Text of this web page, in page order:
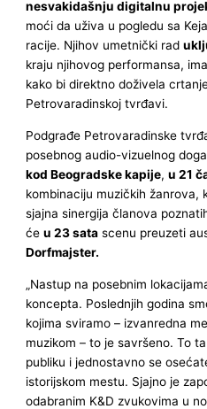
nesvakidašnju digitalnu
moći da uživa u pogledu sa
racije. Njihov umetnički rad
kraju njihovog performansa,
kako bi direktno doživela
Petrovaradinskoj tvrđavi.
Podgrađe Petrovaradinske
posebnog audio-vizuelnog
kod Beogradske kapije,u 21
kombinaciju muzičkih žanrova,
sjajna sinergija članova
ćeu 23 sata scenu preuzeti
Dorfmajster.
„Nastup na posebnim
koncepta. Poslednjih godina
kojima sviramo – izvanredna
muzikom – to je savršeno. To
publiku i jednostavno se
istorijskom mestu. Sjajno je
odabranim K&D zvukovima u